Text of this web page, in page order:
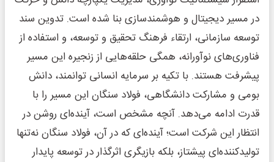
در مسیر دیجیتال و هوشمندسازی بنا شده است. تدوین سند
توسعه سازمانی، ارتقاء فرهنگ تحقیق و توسعه، و استفاده از
فناوری‌های نوآورانه، همگی حلقه‌هایی از زنجیره این مسیر
پیشرفت هستند. با تکیه بر سرمایه انسانی توانمند، دانش
بومی و مشارکت دانشگاهی، فولاد سنگان این مسیر را با
قدرت ادامه می‌دهد. آنچه مشخص است، آینده‌ای روشن در
انتظار این شرکت است؛ آینده‌ای که در آن، فولاد سنگان نه‌تنها
تولیدکننده‌ای پیشتاز، بلکه بازیگری اثرگذار در توسعه پایدار